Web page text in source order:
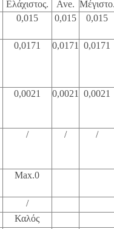
Ελάχιστος. Ave.
0,015 0,015 0,015
0,0171 0,0171 0,0171
0,0021 0,0021 0,0021
/ / /
Max.0
/
Καλός